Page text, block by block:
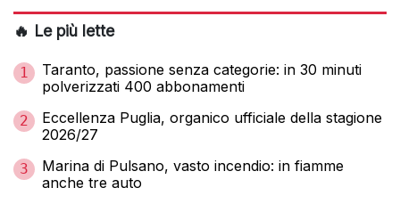
🔥 Le più lette
1
Taranto, passione senza categorie: in 30 minuti
polverizzati 400 abbonamenti
2
Eccellenza Puglia, organico ufficiale della stagione
2026/27
3
Marina di Pulsano, vasto incendio: in fiamme
anche tre auto